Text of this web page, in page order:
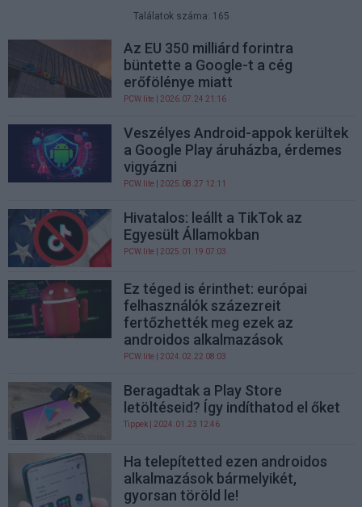
Találatok száma: 165
Az EU 350 milliárd forintra
büntette a Google-t a cég
erőfölénye miatt
PCW.lite | 2026.07.24 21:16
Veszélyes Android-appok kerültek
a Google Play áruházba, érdemes
vigyázni
PCW.lite | 2025.08.27 12:11
Hivatalos: leállt a TikTok az
Egyesült Államokban
PCW.lite | 2025.01.19 07:03
Ez téged is érinthet: európai
felhasználók százezreit
fertőzhették meg ezek az
androidos alkalmazások
PCW.lite | 2024.02.22 08:03
Beragadtak a Play Store
letöltéseid? Így indíthatod el őket
Tippek | 2024.01.23 12:46
Ha telepítetted ezen androidos
alkalmazások bármelyikét,
gyorsan töröld le!